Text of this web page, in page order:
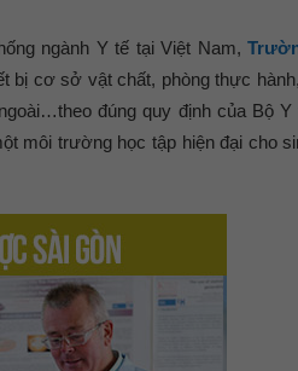
ngành Y tế tại Việt Nam,
bị cơ sở vật chất, phòng thực
đúng quy định của Bộ Y
môi trường học tập hiện đại cho